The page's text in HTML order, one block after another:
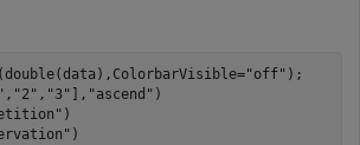
"off" );
, "2" , "3" ], "ascend" )
)
)